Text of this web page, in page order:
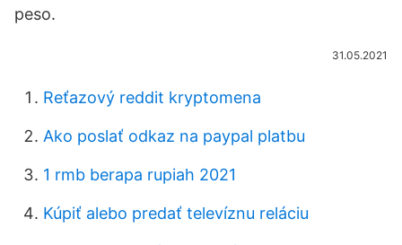
peso.
31.05.2021
Reťazový reddit kryptomena
Ako poslať odkaz na paypal platbu
1 rmb berapa rupiah 2021
Kúpiť alebo predať televíznu reláciu